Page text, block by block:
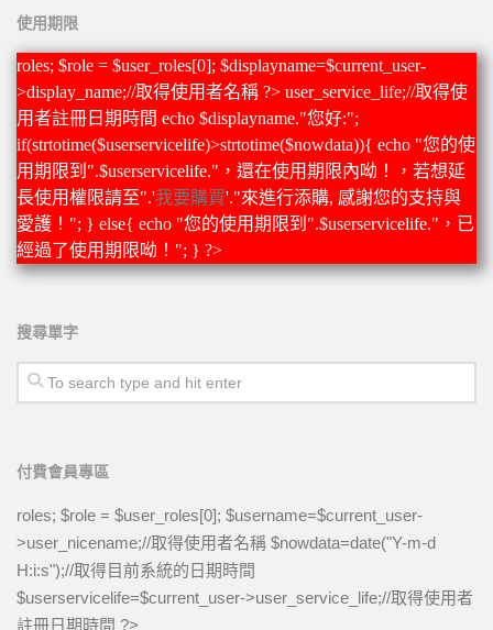
科學方法背單字功能說明
如何登入
英文單字編號ID
3D形音義立體單字卡
英文單字形音義
英文單字語音播放
3D單字卡(複習)
聽音看義拼形練習
聽音拼形練習與測驗
申請使用者帳號
瞎掰單字
英文強力教
使用期限
roles; $role = $user_roles[0]; $displayname=$current_user-
>display_name;//取得使用者名稱 ?> user_service_life;//取得使
用者註冊日期時間 echo $displayname."您好:";
if(strtotime($userservicelife)>strtotime($nowdata)){ echo "您的使
用期限到".$userservicelife."，還在使用期限內呦！，若想延
長使用權限請至".'我要購買'."來進行添購, 感謝您的支持與
愛護！"; } else{ echo "您的使用期限到".$userservicelife."，已
經過了使用期限呦！"; } ?>
搜尋單字
付費會員專區
roles; $role = $user_roles[0]; $username=$current_user-
>user_nicename;//取得使用者名稱 $nowdata=date("Y-m-d
H:i:s");//取得目前系統的日期時間
$userservicelife=$current_user->user_service_life;//取得使用者
註冊日期時間 ?>